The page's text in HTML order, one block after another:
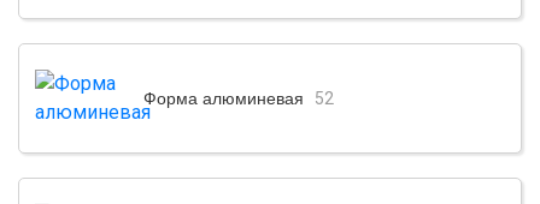
Форма алюминевая 52